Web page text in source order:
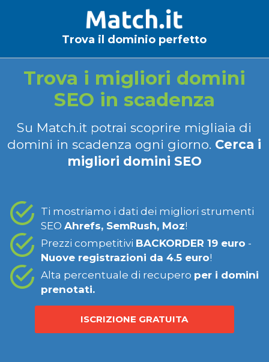
Trova il dominio perfetto
Trova i migliori domini
SEO in scadenza
Su Match.it potrai scoprire migliaia di
domini in scadenza ogni giorno. Cerca i
migliori domini SEO
Ti mostriamo i dati dei migliori strumenti
SEO Ahrefs, SemRush, Moz!
Prezzi competitivi BACKORDER 19 euro -
Nuove registrazioni da 4.5 euro!
Alta percentuale di recupero per i domini
prenotati.
ISCRIZIONE GRATUITA